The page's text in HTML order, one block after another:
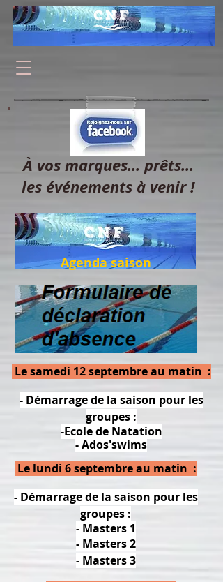
À vos marques... prêts...
les événements à venir !
Agenda saison
Le samedi 12 septembre au matin :
- Démarrage de la saison pour les
groupes :
-Ecole de Natation
- Ados'swims
Le lundi 6 septembre au matin :
- Démarrage de la saison pour les
groupes :
- Masters 1
- Masters 2
- Masters 3